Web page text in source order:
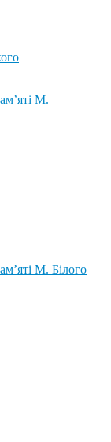
М.
М. Білого